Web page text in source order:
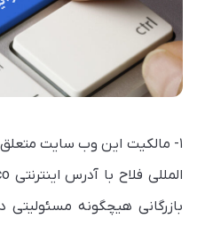
۱- مالکیت این وب سایت
بازرگانی هیچگونه مسئولیتی